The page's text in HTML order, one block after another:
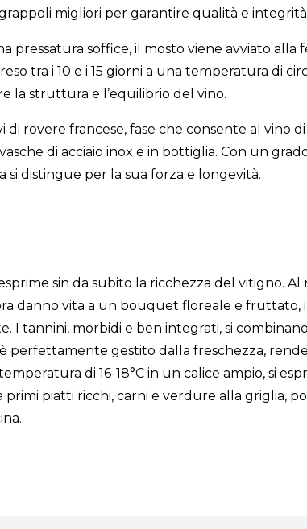
migliori per garantire qualità e
pressatura soffice, il mosto viene avviato
tra i 10 e i 15 giorni a una temperatura di
la struttura e l’equilibrio del vino.
rovere francese, fase che consente al vino
di acciaio inox e in bottiglia. Con un
si distingue per la sua forza e longevità.
sin da subito la ricchezza del vitigno.
danno vita a un bouquet floreale e
I tannini, morbidi e ben integrati, si
gestito dalla freschezza,
di 16-18°C in un calice ampio, si
piatti ricchi, carni e verdure alla griglia,